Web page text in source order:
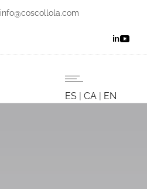
info@coscollola.com
ES | CA | EN